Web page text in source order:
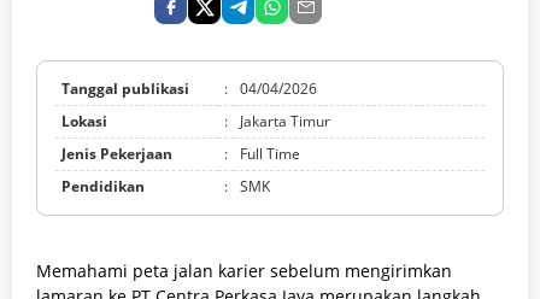
Tanggal publikasi : 04/04/2026
Lokasi
:
Jakarta Timur
Jenis Pekerjaan
:
Full Time
Pendidikan
: SMK
Memahami peta jalan karier sebelum mengirimkan